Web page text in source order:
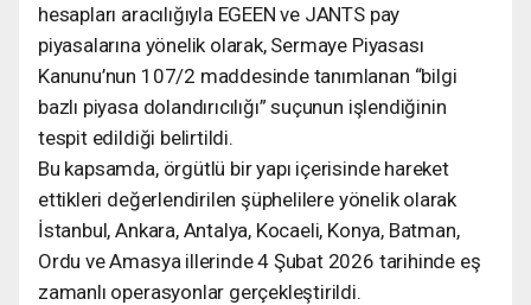
hesapları aracılığıyla EGEEN ve JANTS pay
piyasalarına yönelik olarak, Sermaye Piyasası
Kanunu’nun 107/2 maddesinde tanımlanan “bilgi
bazlı piyasa dolandırıcılığı” suçunun işlendiğinin
tespit edildiği belirtildi.
Bu kapsamda, örgütlü bir yapı içerisinde hareket
ettikleri değerlendirilen şüphelilere yönelik olarak
İstanbul, Ankara, Antalya, Kocaeli, Konya, Batman,
Ordu ve Amasya illerinde 4 Şubat 2026 tarihinde eş
zamanlı operasyonlar gerçekleştirildi.